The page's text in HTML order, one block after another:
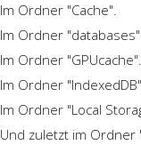
Im Ordner "Cache".
Im Ordner
Im Ordner "GPUcache".
Im Ordner
Im Ordner "Local
Und zuletzt im Ordner